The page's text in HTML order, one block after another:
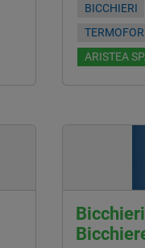
BICCHIERI
ARISTEA